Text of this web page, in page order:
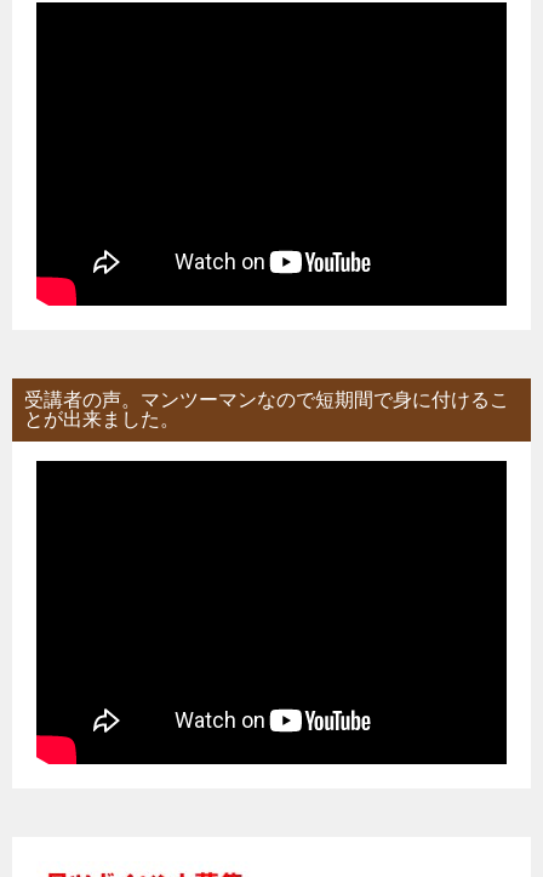
受講者の声。マンツーマンなので短期間で身に付けるこ
とが出来ました。